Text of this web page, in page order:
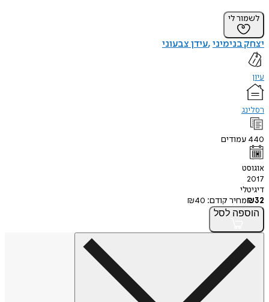
לשמור לי
יצחק בנימיני עידן צבעוני
עיון
רסלינג
440 עמודים
אוגוסט
2017
דיגיטלי
₪32 מחיר קודם: ₪40
הוספה לסל